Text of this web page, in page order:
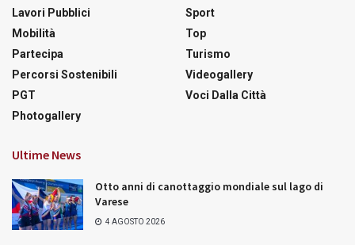
Lavori Pubblici
Mobilità
Partecipa
Percorsi Sostenibili
PGT
Photogallery
Sport
Top
Turismo
Videogallery
Voci Dalla Città
Ultime News
Otto anni di canottaggio mondiale sul lago di
Varese
4 AGOSTO 2026